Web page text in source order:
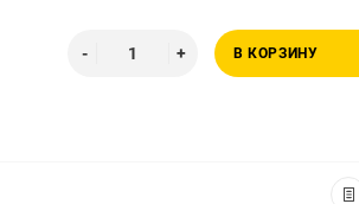
В КОРЗИНУ